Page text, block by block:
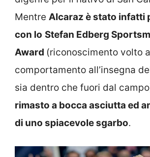
Mentre Alcaraz è stato infatti
con lo Stefan Edberg
Award (riconoscimento volto
comportamento all’insegna
sia dentro che fuori dal
rimasto a bocca asciutta ed
di uno spiacevole sgarbo.